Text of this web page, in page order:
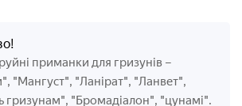
приманки для гризунів –
"Мангуст", "Ланірат", "Ланвет",
гризунам", "Бромадіалон", "цунамі".